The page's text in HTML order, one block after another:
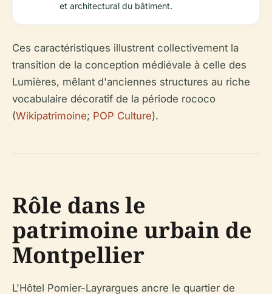
et architectural du bâtiment.
Ces caractéristiques illustrent collectivement la
transition de la conception médiévale à celle des
Lumières, mêlant d'anciennes structures au riche
vocabulaire décoratif de la période rococo
(Wikipatrimoine; POP Culture).
Rôle dans le
patrimoine urbain de
Montpellier
L'Hôtel Pomier-Layrargues ancre le quartier de